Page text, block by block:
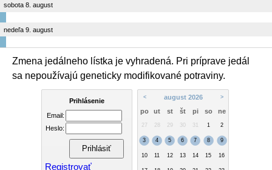
sobota 8. august
nedeľa 9. august
Zmena jedálneho lístka je vyhradená. Pri príprave jedál
sa nepoužívajú geneticky modifikované potraviny.
Prihlásenie
Email:
Heslo:
Registrovať
< august 2026 >
po ut st št pi so ne
27 28 29 30 31 1 2
3 4 5 6 7 8 9
10 11 12 13 14 15 16